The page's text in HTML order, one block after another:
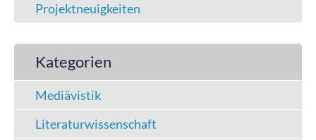
Projektneuigkeiten
Kategorien
Mediävistik
Literaturwissenschaft